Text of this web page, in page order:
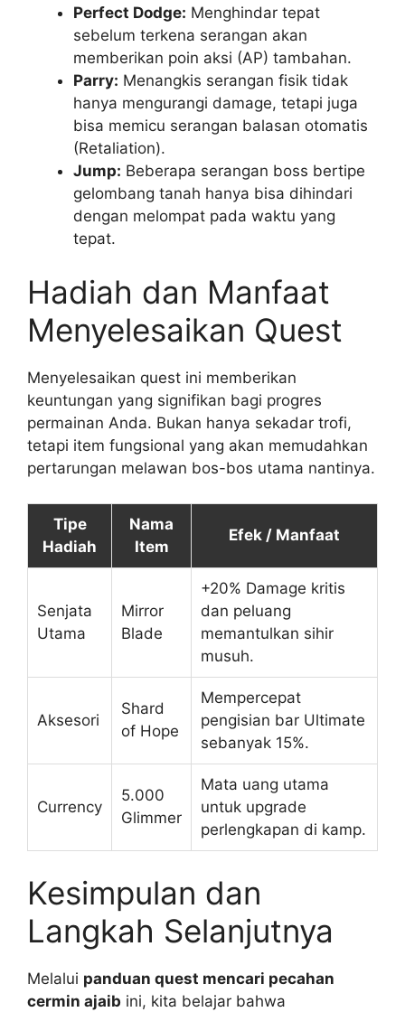
Perfect Dodge: Menghindar tepat
sebelum terkena serangan akan
memberikan poin aksi (AP) tambahan.
Parry: Menangkis serangan fisik tidak
hanya mengurangi damage, tetapi juga
bisa memicu serangan balasan otomatis
(Retaliation).
Jump: Beberapa serangan boss bertipe
gelombang tanah hanya bisa dihindari
dengan melompat pada waktu yang
tepat.
Hadiah dan Manfaat
Menyelesaikan Quest
Menyelesaikan quest ini memberikan
keuntungan yang signifikan bagi progres
permainan Anda. Bukan hanya sekadar trofi,
tetapi item fungsional yang akan memudahkan
pertarungan melawan bos-bos utama nantinya.
Tipe
Hadiah
Nama
Item
Efek / Manfaat
Senjata
Utama
Mirror
Blade
+20% Damage kritis
dan peluang
memantulkan sihir
musuh.
Aksesori
Shard
of Hope
Mempercepat
pengisian bar Ultimate
sebanyak 15%.
Currency
5.000
Glimmer
Mata uang utama
untuk upgrade
perlengkapan di kamp.
Kesimpulan dan
Langkah Selanjutnya
Melalui panduan quest mencari pecahan
cermin ajaib ini, kita belajar bahwa